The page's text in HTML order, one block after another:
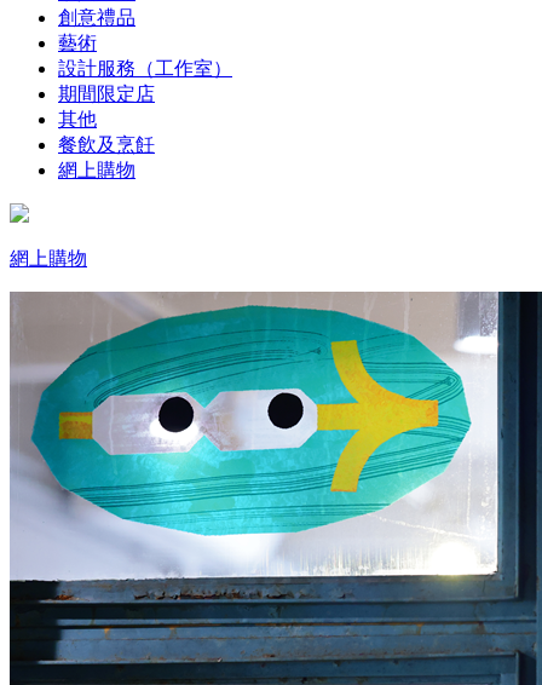
創意禮品
藝術
設計服務（工作室）
期間限定店
其他
餐飲及烹飪
網上購物
網上購物